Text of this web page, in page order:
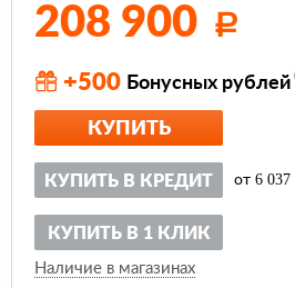
208 900 Р
+500 Бонусных рублей
КУПИТЬ
КУПИТЬ В КРЕДИТ от 6 037
КУПИТЬ В 1 КЛИК
Наличие в магазинах